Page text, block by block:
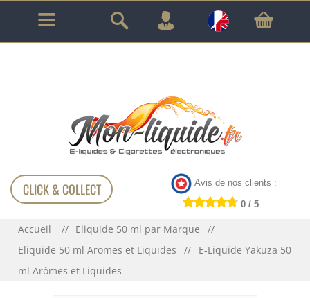
GARANTIE À VIE SUR TOUT LE MATÉRIEL
!!!
CLICK & COLLECT Avis de nos clients :
0 / 5
Accueil
Eliquide 50 ml par Marque
Eliquide 50 ml Aromes et Liquides
E-Liquide Yakuza 50
ml Arômes et Liquides